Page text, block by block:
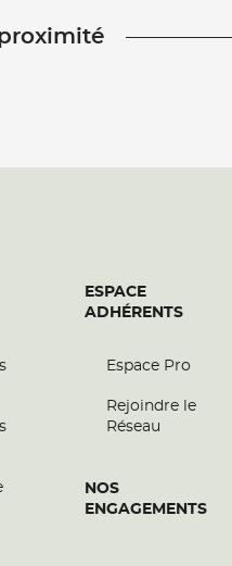
ESPACE
ADHÉRENTS
Espace Pro
Rejoindre le
Réseau
NOS
ENGAGEMENTS